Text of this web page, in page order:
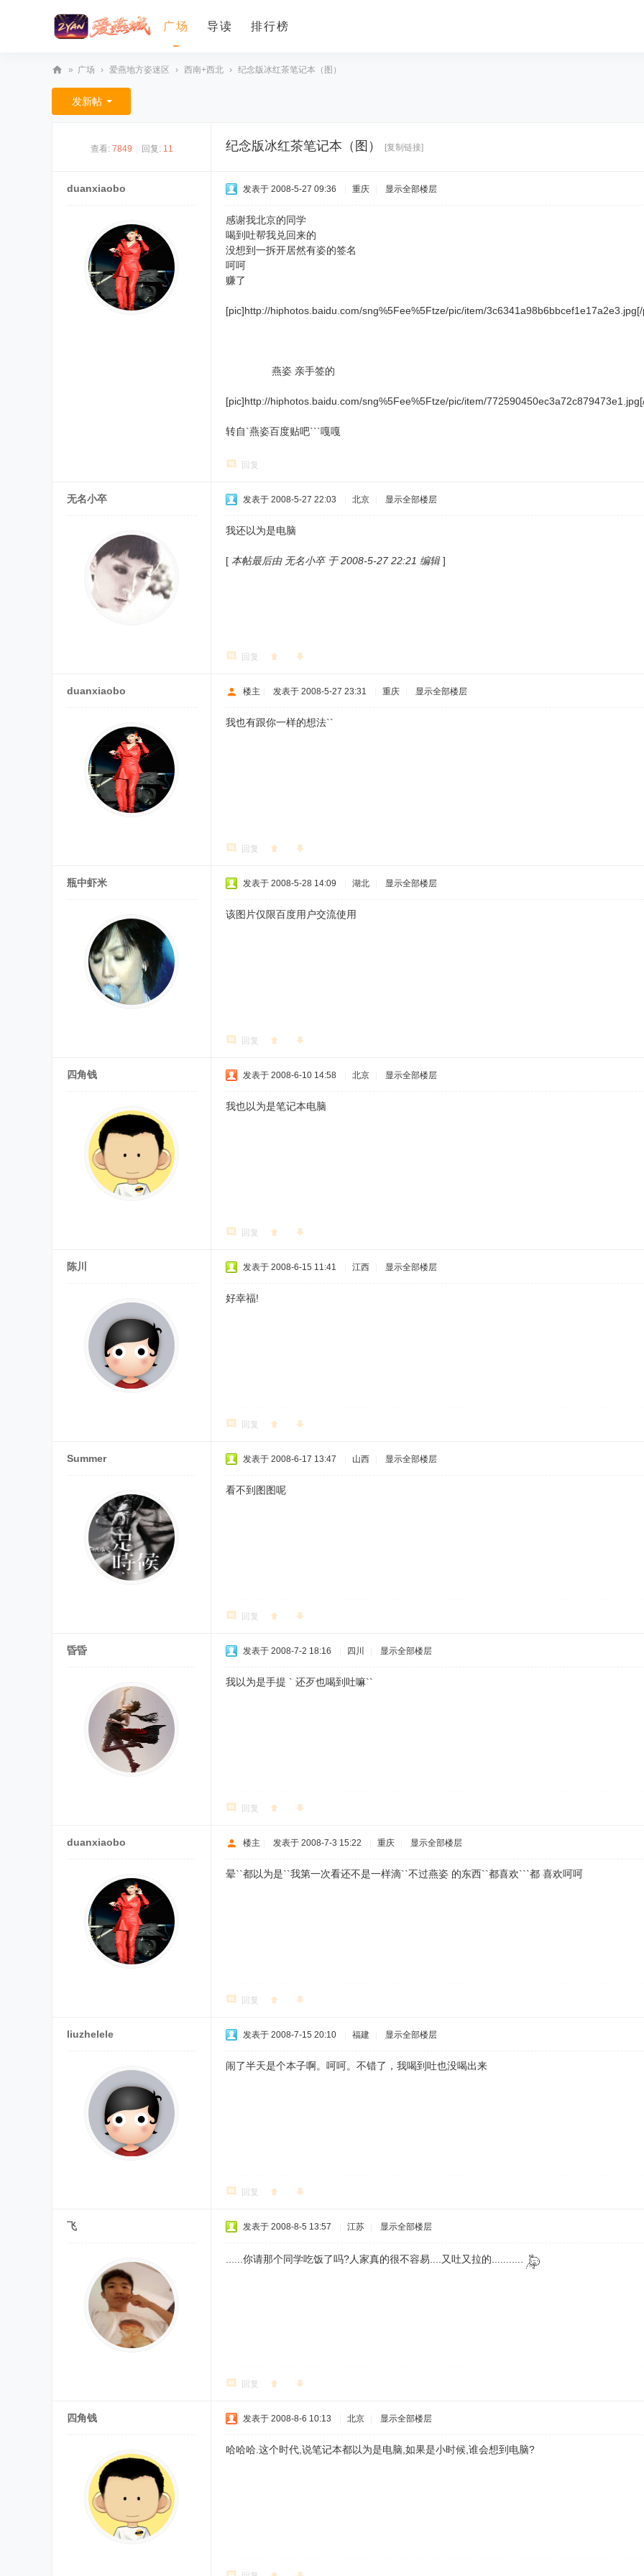
广场 导读 排行榜
爱
燕
» 广场 › 爱燕地方姿迷区 › 西南+西北 › 纪念版冰红茶笔记本（图）
发新帖
查看: 7849 回复: 11 纪念版冰红茶笔记本（图） [复制链接]
duanxiaobo 发表于 2008-5-27 09:36 重庆 显示全部楼层
感谢我北京的同学
喝到吐帮我兑回来的
没想到一拆开居然有姿的签名
呵呵
赚了
[pic]http://hiphotos.baidu.com/sng%5Fee%5Ftze/pic/item/
燕姿 亲手签的
[pic]http://hiphotos.baidu.com/sng%5Fee%5Ftze/pic/item/
转自`燕姿百度贴吧```嘎嘎
回复
无名小卒 发表于 2008-5-27 22:03 北京 显示全部楼层
我还以为是电脑
[ 本帖最后由 无名小卒 于 2008-5-27 22:21 编辑]
回复
duanxiaobo 楼主 发表于 2008-5-27 23:31 重庆 显示全部楼层
我也有跟你一样的想法``
回复
瓶中虾米 发表于 2008-5-28 14:09 湖北 显示全部楼层
该图片仅限百度用户交流使用
回复
四角钱 发表于 2008-6-10 14:58 北京 显示全部楼层
我也以为是笔记本电脑
回复
陈川 发表于 2008-6-15 11:41 江西 显示全部楼层
好幸福!
回复
Summer 发表于 2008-6-17 13:47 山西 显示全部楼层
看不到图图呢
回复
昏昏 发表于 2008-7-2 18:16 四川 显示全部楼层
我以为是手提 ` 还歹也喝到吐嘛``
回复
duanxiaobo 楼主 发表于 2008-7-3 15:22 重庆 显示全部楼层
晕``都以为是``我第一次看还不是一样滴``不过燕姿 的东西``都喜欢```都 喜欢呵呵
回复
liuzhelele 发表于 2008-7-15 20:10 福建 显示全部楼层
闹了半天是个本子啊。呵呵。不错了，我喝到吐也没喝出来
回复
飞 发表于 2008-8-5 13:57 江苏 显示全部楼层
......你请那个同学吃饭了吗?人家真的很不容易....又吐又拉的...........
回复
四角钱 发表于 2008-8-6 10:13 北京 显示全部楼层
哈哈哈.这个时代,说笔记本都以为是电脑,如果是小时候,谁会想到电脑?